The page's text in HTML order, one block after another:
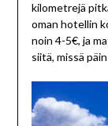
kilometrejä
oman hotellin
noin 4-5€, ja
siitä, missä